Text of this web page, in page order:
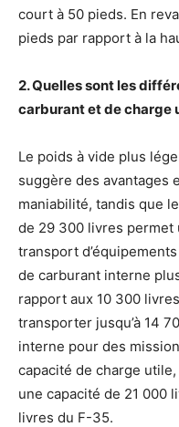
court à 50 pieds. En
pieds par rapport à la
2. Quelles sont les
carburant et de charge
Le poids à vide plus
suggère des avantages
maniabilité, tandis que
de 29 300 livres permet
transport
de carburant interne
rapport aux 10 300
transporter jusqu’à 14
interne pour des
capacité de charge
une capacité de 21 000
livres du F-35.